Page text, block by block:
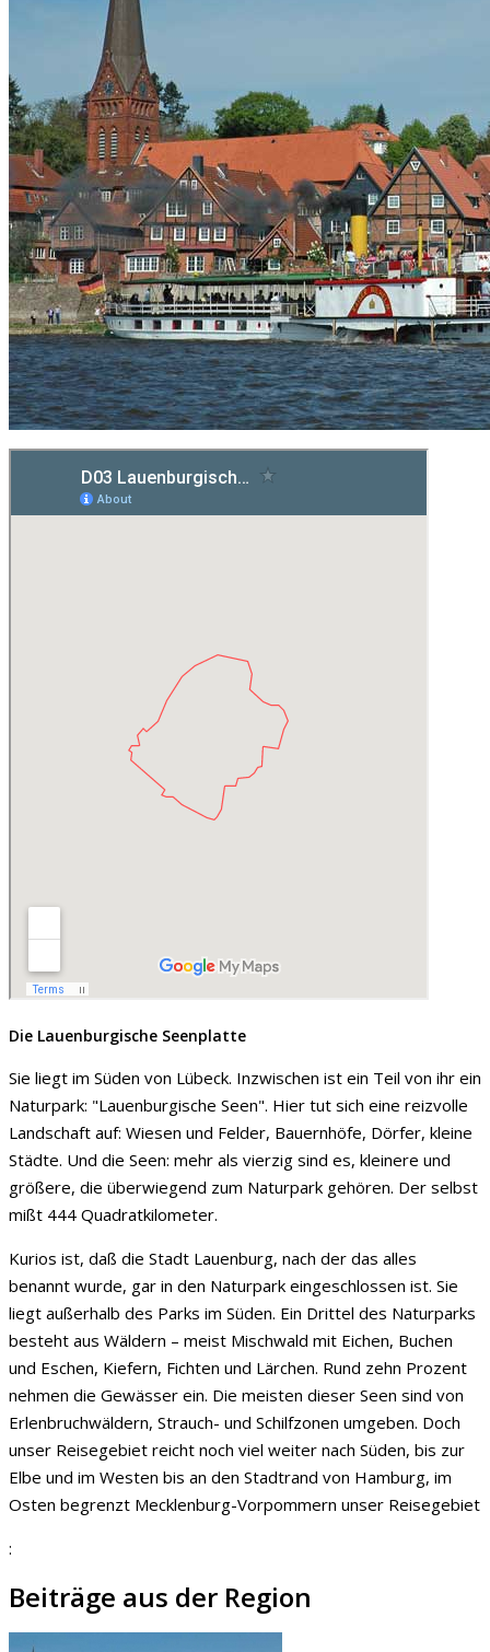
Die Lauenburgische Seenplatte
Sie liegt im Süden von Lübeck. Inzwischen ist ein Teil von ihr ein
Naturpark: "Lauenburgische Seen". Hier tut sich eine reizvolle
Landschaft auf: Wiesen und Felder, Bauernhöfe, Dörfer, kleine
Städte. Und die Seen: mehr als vierzig sind es, kleinere und
größere, die überwiegend zum Naturpark gehören. Der selbst
mißt 444 Quadratkilometer.
Kurios ist, daß die Stadt Lauenburg, nach der das alles
benannt wurde, gar in den Naturpark eingeschlossen ist. Sie
liegt außerhalb des Parks im Süden. Ein Drittel des Naturparks
besteht aus Wäldern – meist Mischwald mit Eichen, Buchen
und Eschen, Kiefern, Fichten und Lärchen. Rund zehn Prozent
nehmen die Gewässer ein. Die meisten dieser Seen sind von
Erlenbruchwäldern, Strauch- und Schilfzonen umgeben. Doch
unser Reisegebiet reicht noch viel weiter nach Süden, bis zur
Elbe und im Westen bis an den Stadtrand von Hamburg, im
Osten begrenzt Mecklenburg-Vorpommern unser Reisegebiet
:
Beiträge aus der Region